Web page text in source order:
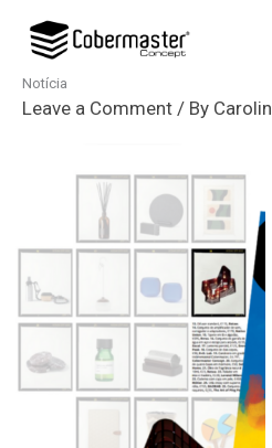
content
Notícia
Leave a Comment / By Carolin